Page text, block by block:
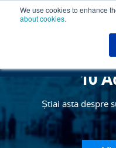
We use cookies to enhance
about cookies.
10
Știai asta despre